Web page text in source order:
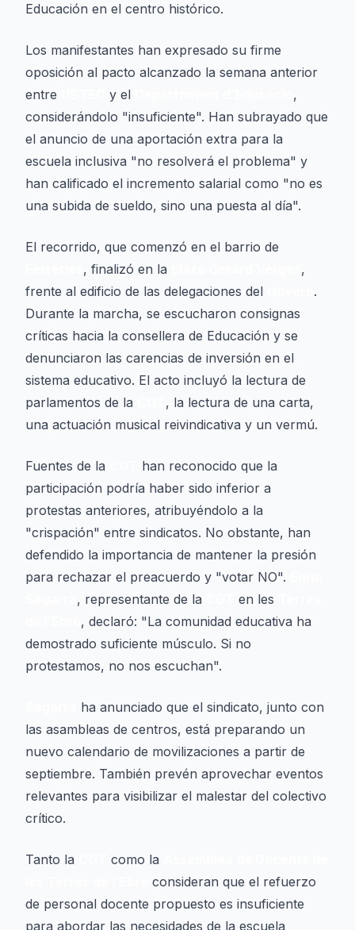
Educación en el centro histórico.
Los manifestantes han expresado su firme
oposición al pacto alcanzado la semana anterior
entre
y el
,
considerándolo "insuficiente". Han subrayado que
el anuncio de una aportación extra para la
escuela inclusiva "no resolverá el problema" y
han calificado el incremento salarial como "no es
una subida de sueldo, sino una puesta al día".
El recorrido, que comenzó en el barrio de
, finalizó en la
,
frente al edificio de las delegaciones del
.
Durante la marcha, se escucharon consignas
críticas hacia la consellera de Educación y se
denunciaron las carencias de inversión en el
sistema educativo. El acto incluyó la lectura de
parlamentos de la
, la lectura de una carta,
una actuación musical reivindicativa y un vermú.
Fuentes de la
han reconocido que la
participación podría haber sido inferior a
protestas anteriores, atribuyéndolo a la
"crispación" entre sindicatos. No obstante, han
defendido la importancia de mantener la presión
para rechazar el preacuerdo y "votar NO".
, representante de la en les
, declaró: "La comunidad educativa ha
demostrado suficiente músculo. Si no
protestamos, no nos escuchan".
ha anunciado que el sindicato, junto con
las asambleas de centros, está preparando un
nuevo calendario de movilizaciones a partir de
septiembre. También prevén aprovechar eventos
relevantes para visibilizar el malestar del colectivo
crítico.
Tanto la como la
consideran que el refuerzo
de personal docente propuesto es insuficiente
para abordar las necesidades de la escuela